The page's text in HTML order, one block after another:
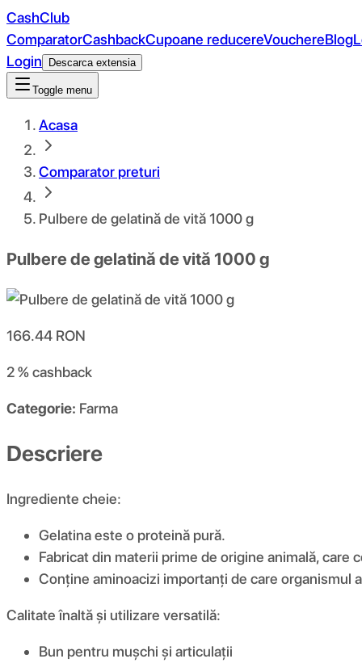
CashClub
ComparatorCashbackCupoane reducereVouchereBlog
Login
Descarca extensia
Toggle menu
Acasa
Comparator preturi
Pulbere de gelatină de vită 1000 g
Pulbere de gelatină de vită 1000 g
166.44 RON
2 %cashback
Categorie: Farma
Descriere
Ingrediente cheie:
Gelatina este o proteină pură.
Fabricat din materii prime de origine animală, care
Conține aminoacizi importanți de care organismul
Calitate înaltă și utilizare versatilă:
Bun pentru mușchi și articulații